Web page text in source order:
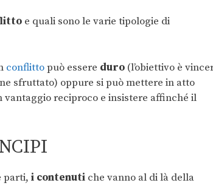
e quali sono le varie tipologie di
conflittopuò essere duro (l’obiettivo è
sfruttato) oppure si può mettere in atto
vantaggio reciproco e insistere affinché il
parti, i contenuti che vanno al di là della